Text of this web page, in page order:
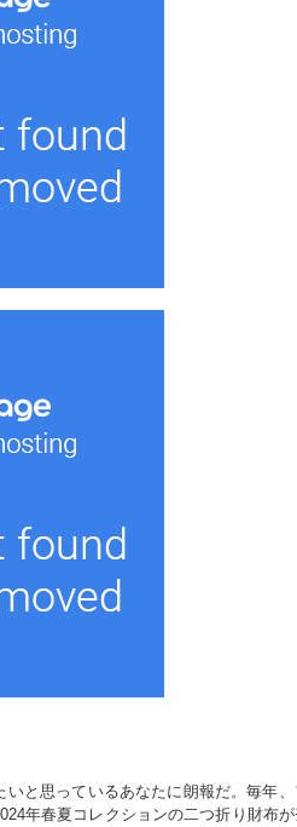
と思っているあなたに朗報だ。毎年
年春夏コレクションの二つ折り財布